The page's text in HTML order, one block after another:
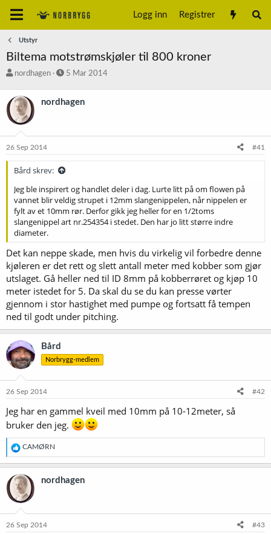
Logg inn Registrer
Utstyr
Biltema motstrømskjøler til 800 kroner
T
å
d
a
r
t
e
nordhagen
S
r
a
o
5 Mar 2014
nordhagen
26 Sep 2014 #41
Bård skrev:
Jeg ble inspirert og handlet deler i dag. Lurte litt på om flowen på
vannet blir veldig strupet i 12mm slangenippelen, når nippelen er
fylt av et 10mm rør. Derfor gikk jeg heller for en 1/2toms
slangenippel art nr.254354 i stedet. Den har jo litt større indre
diameter.
Det kan neppe skade, men hvis du virkelig vil forbedre denne
kjøleren er det rett og slett antall meter med kobber som gjør
utslaget. Gå heller ned til ID 8mm på kobberrøret og kjøp 10
meter istedet for 5. Da skal du se du kan presse vørter
gjennom i stor hastighet med pumpe og fortsatt få tempen
ned til godt under pitching.
Bård
Norbrygg-medlem
26 Sep 2014 #42
Jeg har en gammel kveil med 10mm på 10-12meter, så
bruker den jeg.
R
e
a
k
s
j
o
e
CAMØRN
nordhagen
26 Sep 2014 #43